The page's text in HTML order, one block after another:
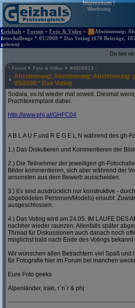
Impressum|
Werbung
Geizhals » Forum » Foto & Video »
Abstimmung:
fotochallenge * 05/2008 * Das Voting (670 Beiträge,
gelesen)
Du bist
^ Forum Foto & Video #4808813
Abstimmung: Abstimmung: Abstimmung:
05/2008 * Das Voting
Sodala, es ist wieder mal soweit. Diesmal
Prachtexemplare dabei.
http://www.phj.at/GHFC04
A B L A U F und R E G E L N während des gh-
1.) Das Diskutieren und Kommentieren der
2.) Die Teilnehmer der jeweiligen gh-
Bilder kommentieren, sich aber während der
ansonsten aus dem Bewerb ausscheiden.
3.) Es sind ausdrücklich nur konstruktive -
abgebildeten Personen/Models) erlaubt.
ausgeschlossen.
4.) Das Voting wird am 24.05. IM LAUFE DES
nachher wieder raunzen. Allenfalls später
Thread für Diskussionen auch danach noch
möglichst bald nach Ende des Votings bekannt
Wir wünschen allen Betrachtern viel Spaß
für Fotografie hier im Forum bei manchen
Eure Foto geeks
Alpenländer, iraki, r´n´r & phj